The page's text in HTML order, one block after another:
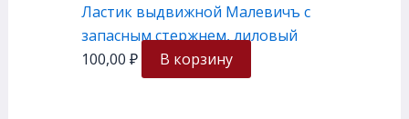
Ластик выдвижной Малевичъ с
запасным стержнем, лиловый
100,00 ₽ В корзину